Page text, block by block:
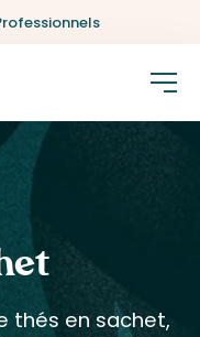
thés en sachet,